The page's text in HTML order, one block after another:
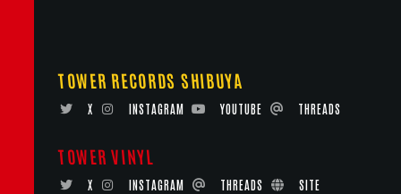
TOWER RECORDS SHIBUYA
X INSTAGRAM YOUTUBE THREADS
TOWER VINYL
X INSTAGRAM THREADS SITE